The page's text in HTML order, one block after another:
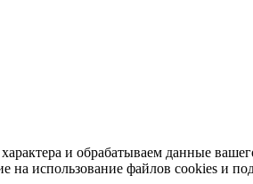
и обрабатываем данные
использование файлов cookies и